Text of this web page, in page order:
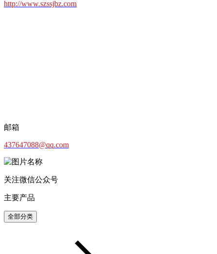
http://www.szssjbz.com
邮箱
437647088@qq.com
关注微信公众号
主要产品
全部分类